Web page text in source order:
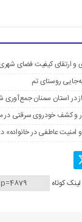
و ارتقای کیفیت فضای
روستای تم
و امنیت عاطفی در
لینک کوتاه